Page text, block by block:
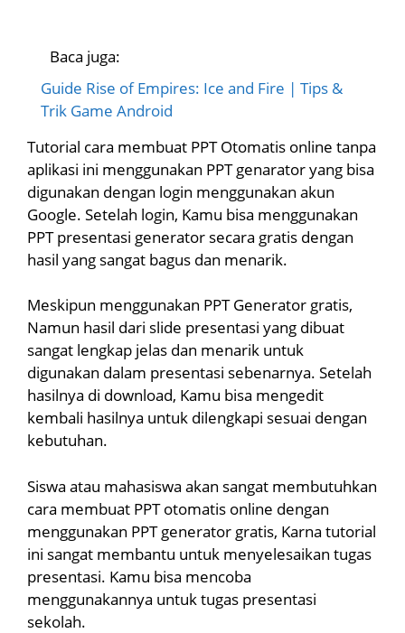
Baca juga:
Guide Rise of Empires: Ice and Fire | Tips &
Trik Game Android
Tutorial cara membuat PPT Otomatis online tanpa
aplikasi ini menggunakan PPT genarator yang bisa
digunakan dengan login menggunakan akun
Google. Setelah login, Kamu bisa menggunakan
PPT presentasi generator secara gratis dengan
hasil yang sangat bagus dan menarik.
Meskipun menggunakan PPT Generator gratis,
Namun hasil dari slide presentasi yang dibuat
sangat lengkap jelas dan menarik untuk
digunakan dalam presentasi sebenarnya. Setelah
hasilnya di download, Kamu bisa mengedit
kembali hasilnya untuk dilengkapi sesuai dengan
kebutuhan.
Siswa atau mahasiswa akan sangat membutuhkan
cara membuat PPT otomatis online dengan
menggunakan PPT generator gratis, Karna tutorial
ini sangat membantu untuk menyelesaikan tugas
presentasi. Kamu bisa mencoba
menggunakannya untuk tugas presentasi
sekolah.